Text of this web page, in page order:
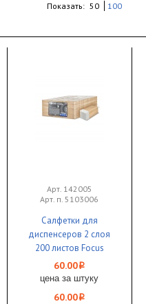
Показать: 50 100
Арт. 142005
Арт. п. 5103006
Салфетки для
диспенсеров 2 слоя
200 листов Focus
SMART белые 1/12
60.00i
цена за штуку
60.00i